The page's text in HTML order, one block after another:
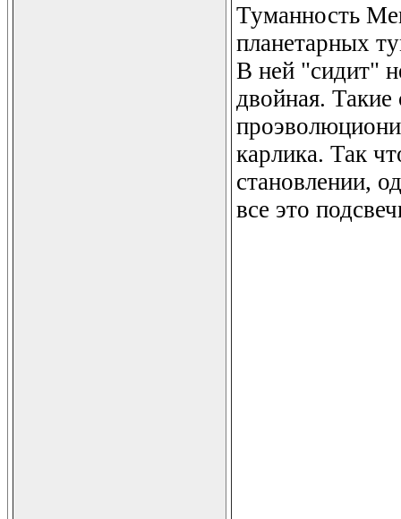
Туманность
планетарных
В ней "сидит"
двойная. Такие
карлика. Так
становлении,
все это